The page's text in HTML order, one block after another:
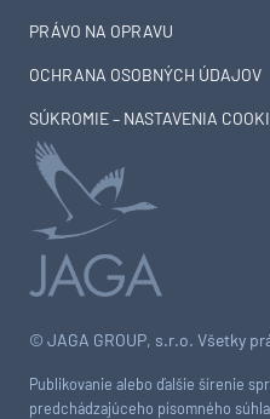
© JAGA GROUP, s.r.o. Všetky
Publikovanie alebo ďalšie šírenie
predchádzajúceho písomného
PRÁVO NA OPRAVU
OCHRANA OSOBNÝCH ÚDAJOV
SÚKROMIE – NASTAVENIA